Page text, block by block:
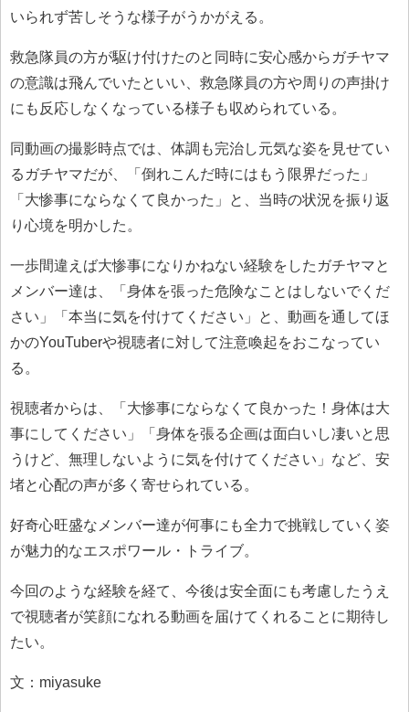
いられず苦しそうな様子がうかがえる。
救急隊員の方が駆け付けたのと同時に安心感からガチヤマ
の意識は飛んでいたといい、救急隊員の方や周りの声掛け
にも反応しなくなっている様子も収められている。
同動画の撮影時点では、体調も完治し元気な姿を見せてい
るガチヤマだが、「倒れこんだ時にはもう限界だった」
「大惨事にならなくて良かった」と、当時の状況を振り返
り心境を明かした。
一歩間違えば大惨事になりかねない経験をしたガチヤマと
メンバー達は、「身体を張った危険なことはしないでくだ
さい」「本当に気を付けてください」と、動画を通してほ
かのYouTuberや視聴者に対して注意喚起をおこなってい
る。
視聴者からは、「大惨事にならなくて良かった！身体は大
事にしてください」「身体を張る企画は面白いし凄いと思
うけど、無理しないように気を付けてください」など、安
堵と心配の声が多く寄せられている。
好奇心旺盛なメンバー達が何事にも全力で挑戦していく姿
が魅力的なエスポワール・トライブ。
今回のような経験を経て、今後は安全面にも考慮したうえ
で視聴者が笑顔になれる動画を届けてくれることに期待し
たい。
文：miyasuke